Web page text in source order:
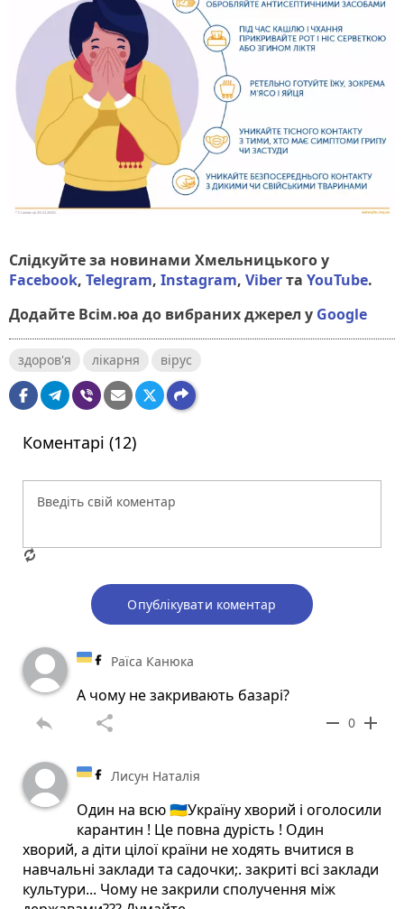
Слідкуйте за новинами Хмельницького у
Facebook, Telegram, Instagram, Viberта YouTube.
Додайте Всім.юа до вибраних джерел у Google
здоров'я лікарня вірус
Коментарі (12)
Опублікувати коментар
Раїса Канюка
А чому не закривають базарі?
reply share remove 0 add
Лисун Наталія
Один на всю 🇺🇦Україну хворий і оголосили
карантин ! Це повна дурість ! Один
хворий, а діти цілої країни не ходять вчитися в
навчальні заклади та садочки;. закриті всі заклади
культури... Чому не закрили сполучення між